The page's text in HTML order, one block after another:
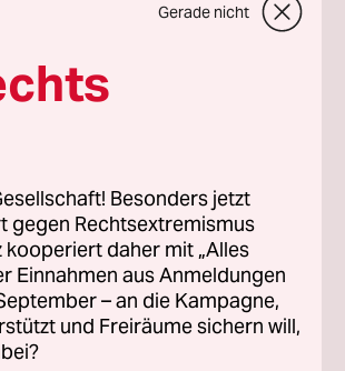
rund
als
entstand
der
Anfang
Gerade nicht
Besonders jetzt
gegen Rechtsextremismus
daher mit „Alles
Einnahmen aus Anmeldungen
– an die Kampagne,
und Freiräume sichern will,